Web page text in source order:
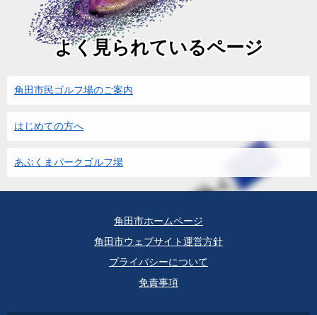
よく見られているページ
角田市民ゴルフ場のご案内
はじめての方へ
あぶくまパークゴルフ場
角田市ホームページ
角田市ウェブサイト運営方針
プライバシーについて
免責事項